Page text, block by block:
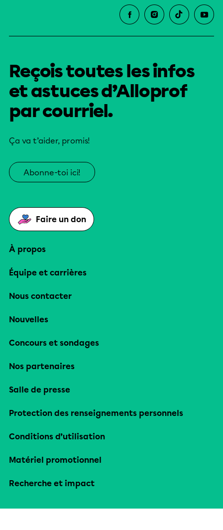
Reçois toutes les infos
et astuces d’Alloprof
par courriel.
Ça va t’aider, promis!
Abonne-toi ici!
Faire un don
À propos
Équipe et carrières
Nous contacter
Nouvelles
Concours et sondages
Nos partenaires
Salle de presse
Protection des renseignements personnels
Conditions d’utilisation
Matériel promotionnel
Recherche et impact